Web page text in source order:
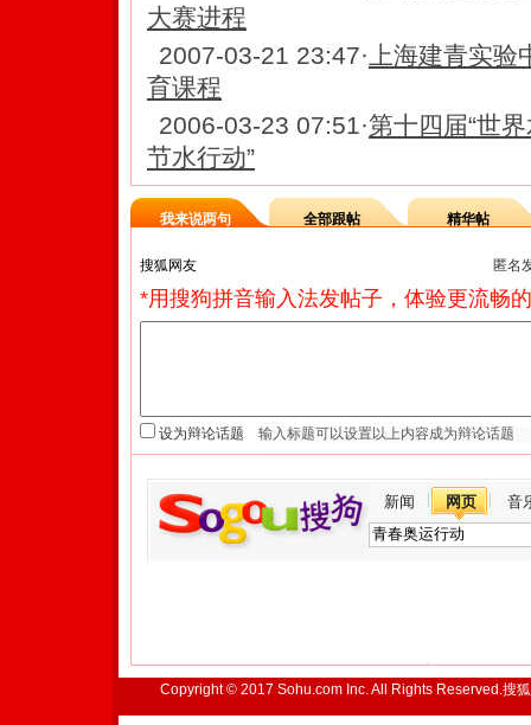
大赛进程
2007-03-21 23:47· 上海建青实
育课程
2006-03-23 07:51·第十四届“世
节水行动”
我来说两句 全部跟帖 精华帖
匿名
*用搜狗拼音输入法发帖子，体验更流畅
设为辩论话题
新闻 网页 音
Copyright © 2017 Sohu.com Inc. All Rights Reserved.搜